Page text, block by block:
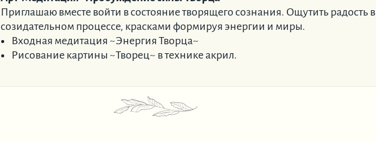
Приглашаю вместе войти в состояние творящего сознания. Ощутить радость в
созидательном процессе, красками формируя энергии и миры.
Входная медитация ~Энергия Творца~
Рисование картины ~Творец~ в технике акрил.